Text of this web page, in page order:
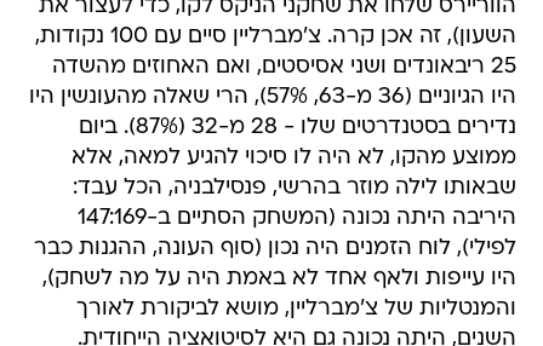
הווריירס שלחו את שחקני הניקס לקו, כדי לעצור את
השעון), זה אכן קרה. צ'מברליין סיים עם 100 נקודות,
25 ריבאונדים ושני אסיסטים, ואם האחוזים מהשדה
היו הגיוניים (36 מ-63, 57%), הרי שאלה מהעונשין היו
נדירים בסטנדרטים שלו - 28 מ-32 (87%). ביום
ממוצע מהקו, לא היה לו סיכוי להגיע למאה, אלא
שבאותו לילה מוזר בהרשי, פנסילבניה, הכל עבד:
היריבה היתה נכונה (המשחק הסתיים ב-147:169
לפילי), לוח הזמנים היה נכון (סוף העונה, ההגנות כבר
היו עייפות ולאף אחד לא באמת היה על מה לשחק),
והמנטליות של צ'מברליין, מושא לביקורת לאורך
השנים, היתה נכונה גם היא לסיטואציה הייחודית.